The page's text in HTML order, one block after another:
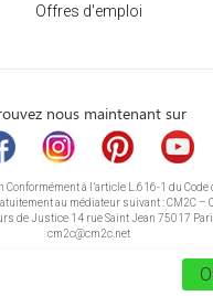
Offres d'emploi
nous maintenant sur
à l’article L.616-1 du
au médiateur suivant : CM2C –
de Justice 14 rue Saint Jean 75017
cm2c@cm2c.net